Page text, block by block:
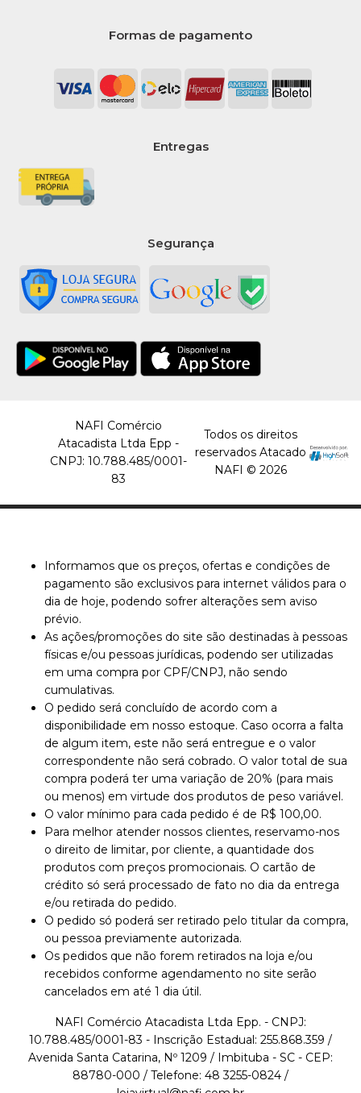
Formas de pagamento
Entregas
Segurança
NAFI Comércio
Atacadista Ltda Epp -
CNPJ: 10.788.485/0001-
83
Todos os direitos
reservados Atacado
NAFI © 2026
Informamos que os preços, ofertas e condições de
pagamento são exclusivos para internet válidos para o
dia de hoje, podendo sofrer alterações sem aviso
prévio.
As ações/promoções do site são destinadas à pessoas
físicas e/ou pessoas jurídicas, podendo ser utilizadas
em uma compra por CPF/CNPJ, não sendo
cumulativas.
O pedido será concluído de acordo com a
disponibilidade em nosso estoque. Caso ocorra a falta
de algum item, este não será entregue e o valor
correspondente não será cobrado. O valor total de sua
compra poderá ter uma variação de 20% (para mais
ou menos) em virtude dos produtos de peso variável.
O valor mínimo para cada pedido é de R$ 100,00.
Para melhor atender nossos clientes, reservamo-nos
o direito de limitar, por cliente, a quantidade dos
produtos com preços promocionais. O cartão de
crédito só será processado de fato no dia da entrega
e/ou retirada do pedido.
O pedido só poderá ser retirado pelo titular da compra,
ou pessoa previamente autorizada.
Os pedidos que não forem retirados na loja e/ou
recebidos conforme agendamento no site serão
cancelados em até 1 dia útil.
NAFI Comércio Atacadista Ltda Epp. - CNPJ:
10.788.485/0001-83 - Inscrição Estadual: 255.868.359 /
Avenida Santa Catarina, Nº 1209 / Imbituba - SC - CEP:
88780-000 / Telefone: 48 3255-0824 /